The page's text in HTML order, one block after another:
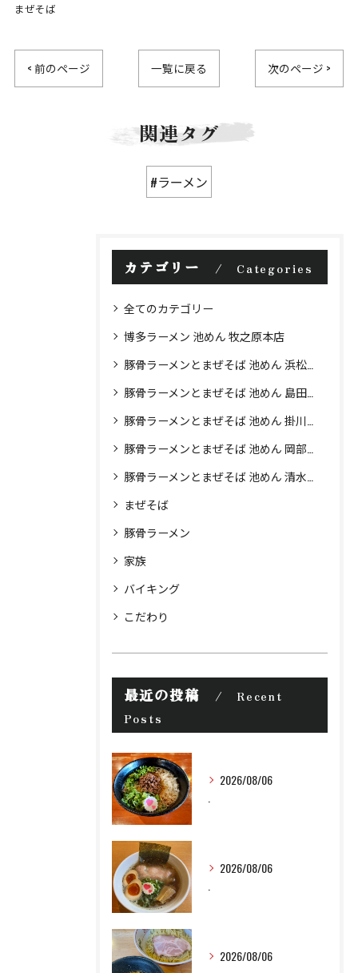
まぜそば
< 前のページ 一覧に戻る 次のページ >
関連タグ
#ラーメン
カテゴリー Categories
全てのカテゴリー
博多ラーメン 池めん 牧之原本店
豚骨ラーメンとまぜそば 池めん 浜松店
豚骨ラーメンとまぜそば 池めん 島田店
豚骨ラーメンとまぜそば 池めん 掛川店
豚骨ラーメンとまぜそば 池めん 岡部店
豚骨ラーメンとまぜそば 池めん 清水町店
まぜそば
豚骨ラーメン
家族
バイキング
こだわり
最近の投稿
Recent
Posts
2026/08/06
2026/08/06
2026/08/06